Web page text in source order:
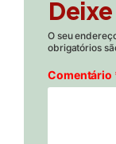
O seu
obrigatórios
Comentário